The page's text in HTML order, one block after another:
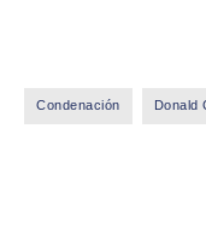
Condenación Donald